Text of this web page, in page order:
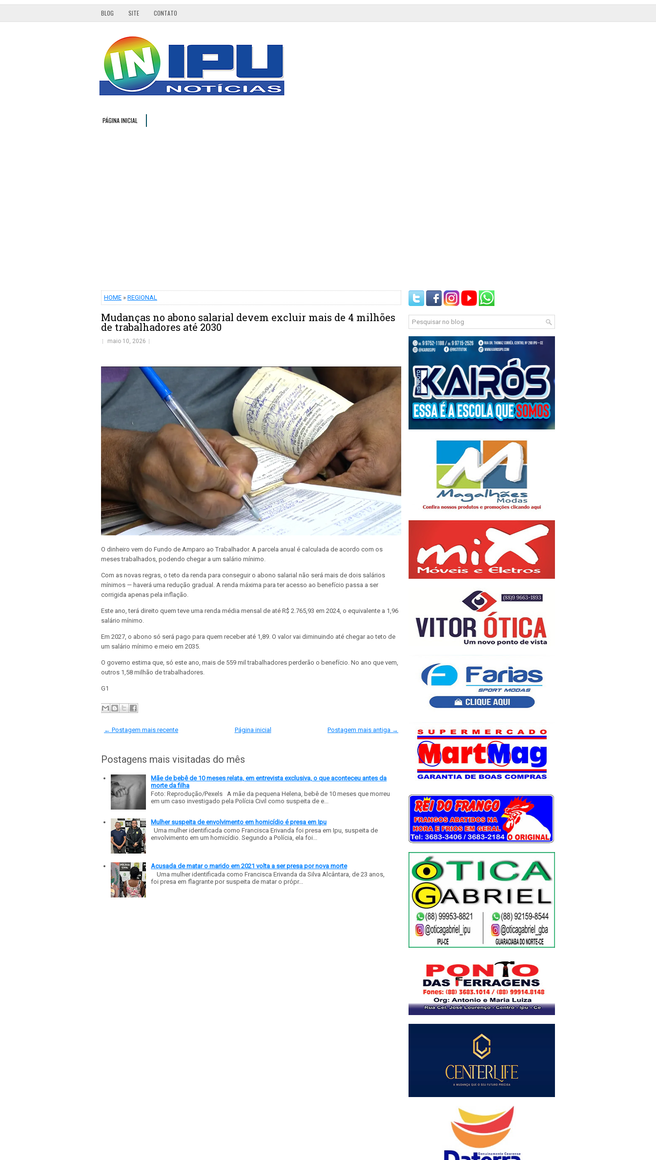
BLOG SITE CONTATO
PÁGINA INICIAL
HOME » REGIONAL
Mudanças no abono salarial devem excluir mais de 4 milhões
de trabalhadores até 2030
maio 10, 2026
O dinheiro vem do Fundo de Amparo ao Trabalhador. A parcela anual é calculada de acordo com os
meses trabalhados, podendo chegar a um salário mínimo.
Com as novas regras, o teto da renda para conseguir o abono salarial não será mais de dois salários
mínimos — haverá uma redução gradual . A renda máxima para ter acesso ao benefício passa a ser
corrigida apenas pela inflação.
Este ano, terá direito quem teve uma renda média mensal de até R$ 2.765,93 em 2024, o equivalente a 1,96
salário mínimo.
Em 2027, o abono só será pago para quem receber até 1,89. O valor vai diminuindo até chegar ao teto de
um salário mínimo e meio em 2035.
O governo estima que, só este ano, mais de 559 mil trabalhadores perderão o benefício. No ano que vem,
outros 1,58 milhão de trabalhadores.
G1
← Postagem mais recente Postagem mais antiga →
Página inicial
Postagens mais visitadas do mês
Mãe de bebê de 10 meses relata, em entrevista exclusiva, o que aconteceu antes da
morte da filha
Foto: Reprodução/Pexels A mãe da pequena Helena, bebê de 10 meses que morreu
em um caso investigado pela Polícia Civil como suspeita de e...
Mulher suspeita de envolvimento em homicídio é presa em Ipu
Uma mulher identificada como Francisca Erivanda foi presa em Ipu, suspeita de
envolvimento em um homicídio. Segundo a Polícia, ela foi...
Acusada de matar o marido em 2021 volta a ser presa por nova morte
Uma mulher identificada como Francisca Erivanda da Silva Alcântara, de 23 anos,
foi presa em flagrante por suspeita de matar o própr...